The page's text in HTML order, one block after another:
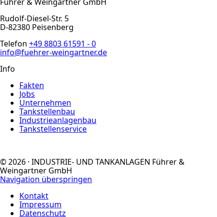
Rudolf-Diesel-Str. 5
D-82380 Peisenberg
Telefon +49 8803 61591 - 0
info@fuehrer-weingartner.de
Info
Fakten
Jobs
Unternehmen
Tankstellenbau
Industrieanlagenbau
Tankstellenservice
© 2026 · INDUSTRIE- UND TANKANLAGEN Führer &
Weingartner GmbH
Navigation überspringen
Kontakt
Impressum
Datenschutz